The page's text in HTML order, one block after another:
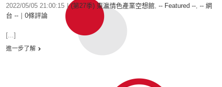
2022/05/05 21:00:15 | (第27季) 東瀛情色產業空想館, -- Featured --, -- 網
台 --
0條評論
[...]
進一步了解